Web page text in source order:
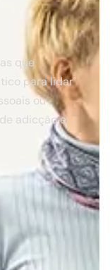
que
para lidar
ou
adicção e